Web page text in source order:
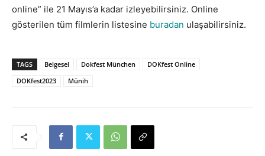
online” ile 21 Mayıs’a kadar izleyebilirsiniz. Online
gösterilen tüm filmlerin listesine buradan ulaşabilirsiniz.
TAGS Belgesel Dokfest München
DOKfest Online
DOKfest2023
Münih